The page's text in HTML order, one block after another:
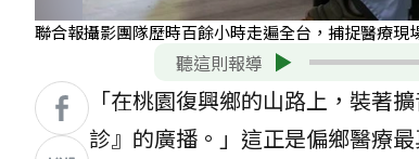
聯合報攝影團隊歷時百餘小時走遍全台，捕捉醫療
聽這則報導
「在桃園復興鄉的山路上，裝著
診』的廣播。」這正是偏鄉醫療